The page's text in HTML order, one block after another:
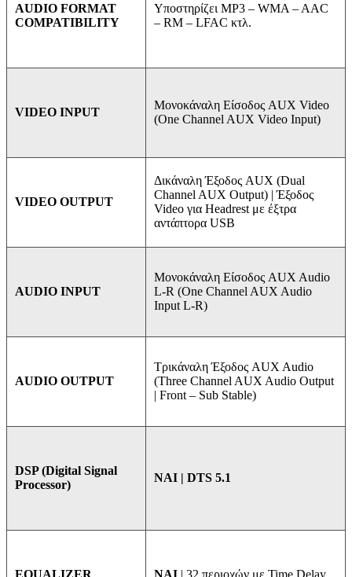
AUDIO FORMAT
COMPATIBILITY
Υποστηρίζει MP3 – WMA – AAC
– RM – LFAC κτλ.
VIDEO INPUT
Μονοκάναλη Είσοδος AUX Video
(One Channel AUX Video Input)
VIDEO OUTPUT
Δικάναλη Έξοδος AUX (Dual
Channel AUX Output) | Έξοδος
Video για Headrest με έξτρα
αντάπτορα USB
AUDIO INPUT
Μονοκάναλη Είσοδος AUX Audio
L-R (One Channel AUX Audio
Input L-R)
AUDIO OUTPUT
Τρικάναλη Έξοδος AUX Audio
(Three Channel AUX Audio Output
| Front – Sub Stable)
DSP (Digital Signal
Processor)
ΝΑΙ | DTS 5.1
EQUALIZER NAI | 32 περιοχών με Time Delay